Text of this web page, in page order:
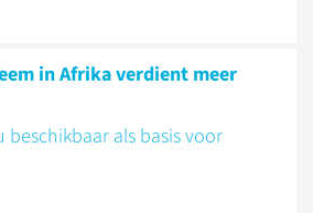
in Afrika verdient meer
beschikbaar als basis voor